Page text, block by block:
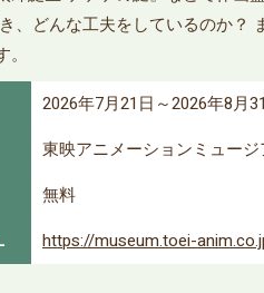
、どんな工夫をしているのか
2026年7月21日～2026年8
東映アニメーションミュー
無料
https://museum.toei-